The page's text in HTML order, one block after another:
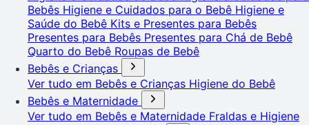
Bebês Higiene e Cuidados para o Bebê Higiene e
Saúde do Bebê Kits e Presentes para Bebês
Presentes para Bebês Presentes para Chá de Bebê
Quarto do Bebê Roupas de Bebê
Bebês e Crianças
Ver tudo em Bebês e Crianças Higiene do Bebê
Bebês e Maternidade
Ver tudo em Bebês e Maternidade Fraldas e Higiene